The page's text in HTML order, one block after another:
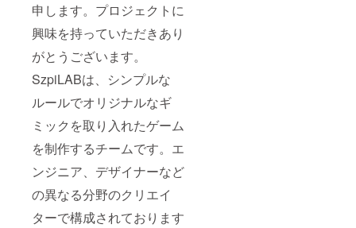
申します。プロジェクトに
興味を持っていただきあり
がとうございます。
SzpiLABは、シンプルな
ルールでオリジナルなギ
ミックを取り入れたゲーム
を制作するチームです。エ
ンジニア、デザイナーなど
の異なる分野のクリエイ
ターで構成されております